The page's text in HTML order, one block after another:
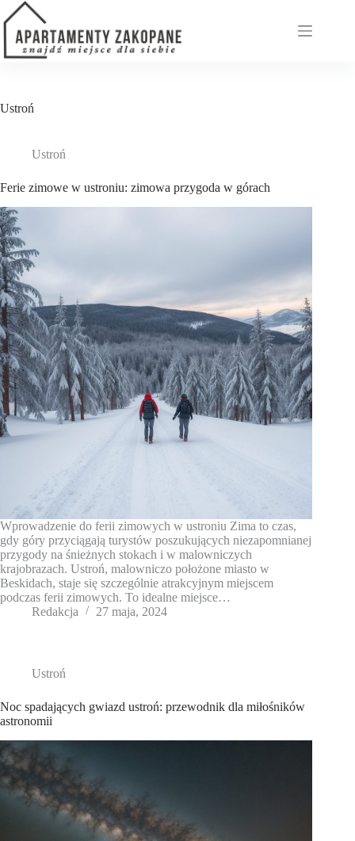
Przejdź
do
treści
Ustroń
Ustroń
Ferie zimowe w ustroniu: zimowa przygoda w górach
Wprowadzenie do ferii zimowych w ustroniu Zima to czas,
gdy góry przyciągają turystów poszukujących niezapomnianej
przygody na śnieżnych stokach i w malowniczych
krajobrazach. Ustroń, malowniczo położone miasto w
Beskidach, staje się szczególnie atrakcyjnym miejscem
podczas ferii zimowych. To idealne miejsce…
Redakcja
27 maja, 2024
Ustroń
Noc spadających gwiazd ustroń: przewodnik dla miłośników
astronomii